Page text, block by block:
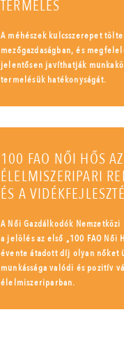
TERMELÉS
A méhészek kulcsszerepet
mezőgazdaságban, és
jelentősen javíthatják
termelésük hatékonyságát.
100 FAO NŐI HŐS
ÉLELMISZERIPARI
ÉS A
A Női Gazdálkodók
a jelölés az első „100 FAO Női
évente átadott díj olyan nőket
munkássága valódi és pozitív
élelmiszeriparban.